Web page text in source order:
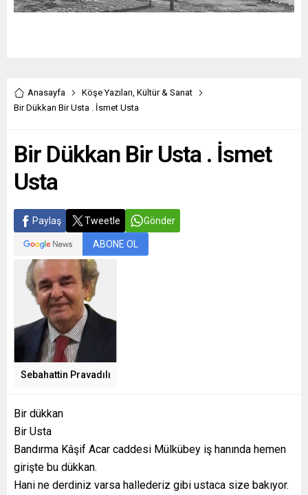
Anasayfa Köşe Yazıları, Kültür & Sanat
Bir Dükkan Bir Usta . İsmet Usta
Bir Dükkan Bir Usta . İsmet
Usta
Paylaş Tweetle Gönder
ABONE OL
Sebahattin Pravadılı
Bir dükkan
Bir Usta
Bandırma Kâşif Acar caddesi Mülkübey iş hanında hemen
girişte bu dükkan.
Hani ne derdiniz varsa hallederiz gibi ustaca size bakıyor.